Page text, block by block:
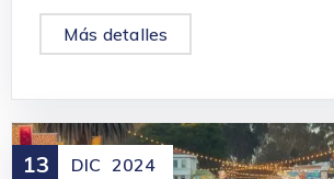
Más detalles
13 DIC 2024